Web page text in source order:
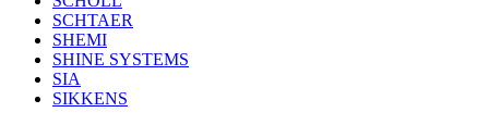
SCHTAER
SHEMI
SHINE SYSTEMS
SIA
SIKKENS